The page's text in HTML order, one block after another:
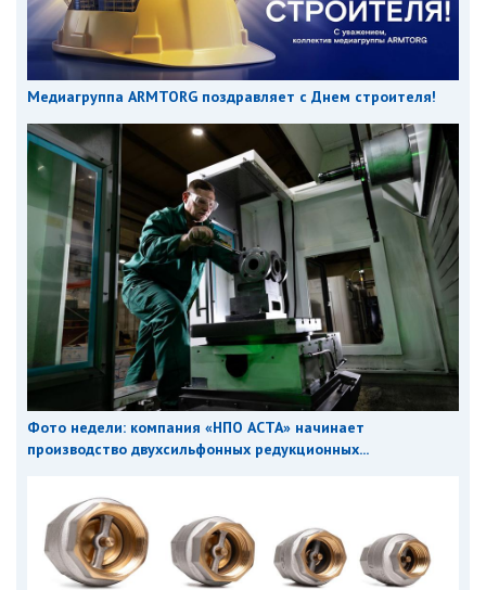
Медиагруппа ARMTORG поздравляет с Днем строителя!
Фото недели: компания «НПО АСТА» начинает
производство двухсильфонных редукционных...